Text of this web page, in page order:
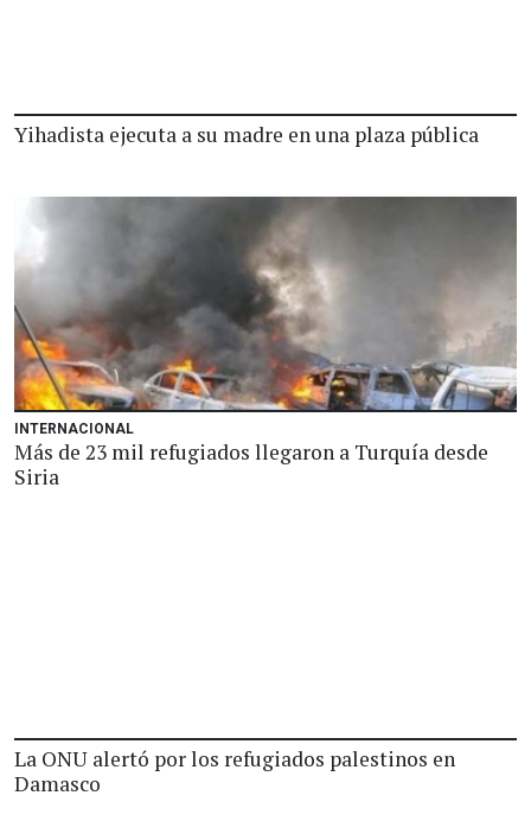
Yihadista ejecuta a su madre en una plaza pública
INTERNACIONAL
Más de 23 mil refugiados llegaron a Turquía desde
Siria
La ONU alertó por los refugiados palestinos en
Damasco